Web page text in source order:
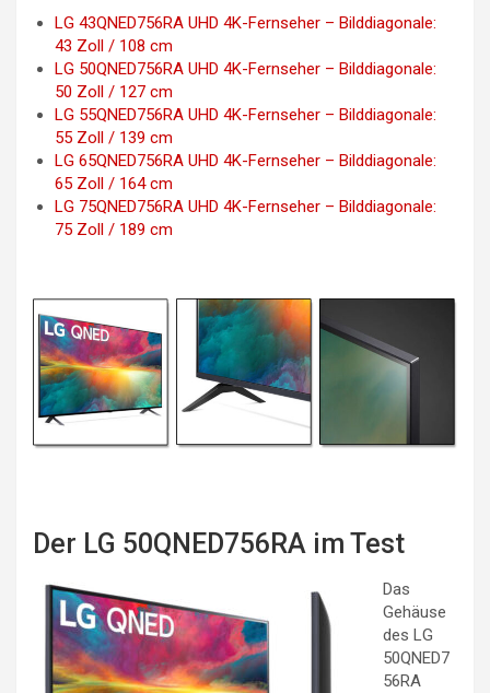
LG 43QNED756RA UHD 4K-Fernseher – Bilddiagonale:
43 Zoll / 108 cm
LG 50QNED756RA UHD 4K-Fernseher – Bilddiagonale:
50 Zoll / 127 cm
LG 55QNED756RA UHD 4K-Fernseher – Bilddiagonale:
55 Zoll / 139 cm
LG 65QNED756RA UHD 4K-Fernseher – Bilddiagonale:
65 Zoll / 164 cm
LG 75QNED756RA UHD 4K-Fernseher – Bilddiagonale:
75 Zoll / 189 cm
Der LG 50QNED756RA im Test
Das
Gehäuse
des LG
50QNED7
56RA